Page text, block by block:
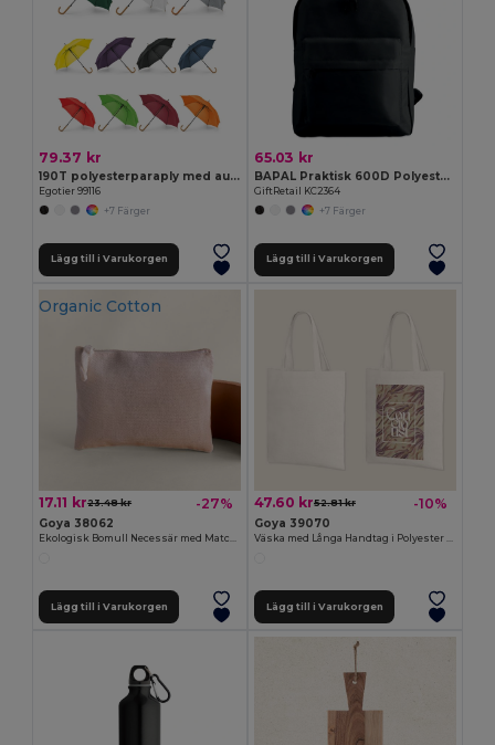
79.37 kr
190T polyesterparaply med automatisk öppning
Egotier 99116
+7 Färger
Lägg till i Varukorgen
65.03 kr
BAPAL Praktisk 600D Polyester Ryggsäck med Ficka
GiftRetail KC2364
+7 Färger
Lägg till i Varukorgen
Organic Cotton
17.11 kr23.48 kr -27%
Goya 38062
Ekologisk Bomull Necessär med Matchande Dragkedja AIRY
Lägg till i Varukorgen
47.60 kr52.81 kr -10%
Goya 39070
Väska med Långa Handtag i Polyester SION
Lägg till i Varukorgen